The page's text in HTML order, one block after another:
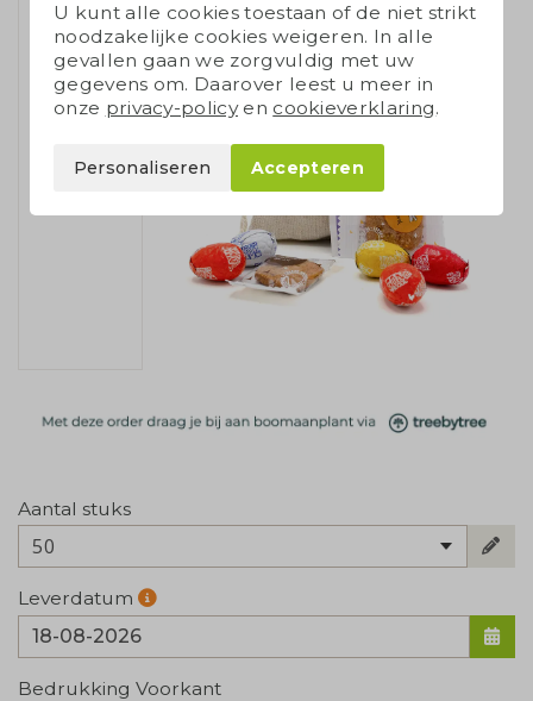
Aantal stuks
50
Leverdatum
Bedrukking Voorkant
U kunt alle cookies toestaan of de niet strikt
noodzakelijke cookies weigeren. In alle
gevallen gaan we zorgvuldig met uw
gegevens om. Daarover leest u meer in
onze privacy-policyen cookieverklaring.
Personaliseren Accepteren